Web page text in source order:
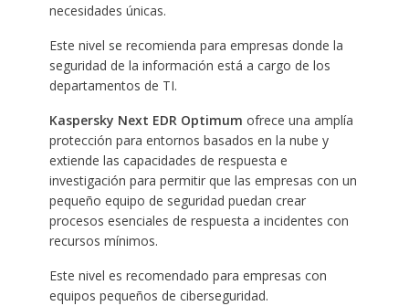
necesidades únicas.
Este nivel se recomienda para empresas donde la
seguridad de la información está a cargo de los
departamentos de TI.
Kaspersky Next EDR Optimum ofrece una amplía
protección para entornos basados en la nube y
extiende las capacidades de respuesta e
investigación para permitir que las empresas con un
pequeño equipo de seguridad puedan crear
procesos esenciales de respuesta a incidentes con
recursos mínimos.
Este nivel es recomendado para empresas con
equipos pequeños de ciberseguridad.